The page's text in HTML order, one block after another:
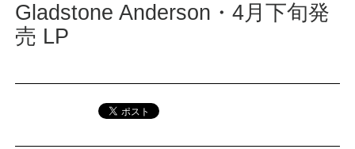
Gladstone Anderson・4月下旬発
売 LP